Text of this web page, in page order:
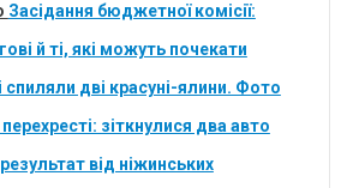
Засідання бюджетної комісії:
й ті, які можуть почекати
спиляли дві красуні-ялини. Фото
зіткнулися два авто
від ніжинських